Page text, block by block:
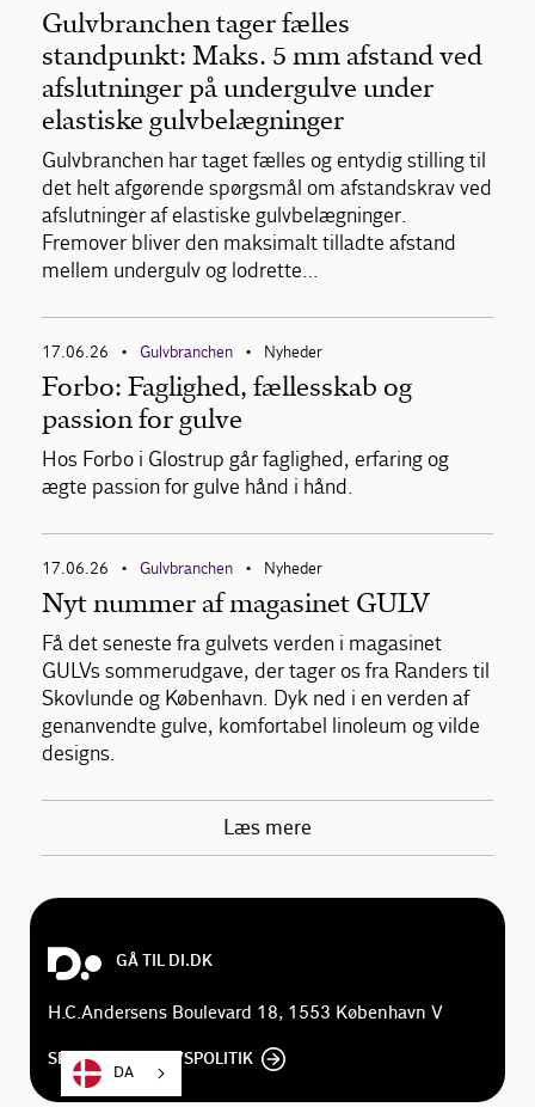
Gulvbranchen tager fælles
standpunkt: Maks. 5 mm afstand ved
afslutninger på undergulve under
elastiske gulvbelægninger
Gulvbranchen har taget fælles og entydig stilling til
det helt afgørende spørgsmål om afstandskrav ved
afslutninger af elastiske gulvbelægninger.
Fremover bliver den maksimalt tilladte afstand
mellem undergulv og lodrette…
17.06.26 • Gulvbranchen • Nyheder
Forbo: Faglighed, fællesskab og
passion for gulve
Hos Forbo i Glostrup går faglighed, erfaring og
ægte passion for gulve hånd i hånd.
17.06.26 • Gulvbranchen • Nyheder
Nyt nummer af magasinet GULV
Få det seneste fra gulvets verden i magasinet
GULVs sommerudgave, der tager os fra Randers til
Skovlunde og København. Dyk ned i en verden af
genanvendte gulve, komfortabel linoleum og vilde
designs.
Læs mere
GÅ TIL DI.DK
H.C.Andersens Boulevard 18, 1553 København V
SE DI'S PRIVATLIVSPOLITIK
DA